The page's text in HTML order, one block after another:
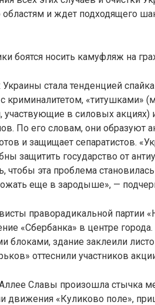
областям и ждет подходящего
боятся носить камуфляж на
стала тенденцией
криминалитетом, «титушками»
участвующие в силовых акциях)
По его словам, они образуют
и защищает сепаратистов.
защитить государство от
чтобы эта проблема
еще в зародыше», —
праворадикальной партии
«Сбербанка» в центре
блоками, здание заклеили
оттеснили участников
Славы произошла стычка
движения «Куликово поле»,